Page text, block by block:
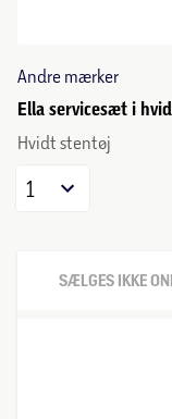
Andre mærker
Ella servicesæt i
Hvidt stentøj
1
SÆLGES IKKE